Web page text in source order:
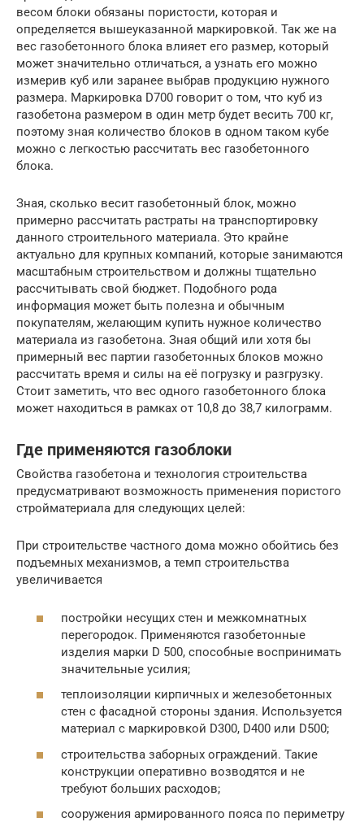
весом блоки обязаны пористости, которая и
определяется вышеуказанной маркировкой. Так же на
вес газобетонного блока влияет его размер, который
может значительно отличаться, а узнать его можно
измерив куб или заранее выбрав продукцию нужного
размера. Маркировка D700 говорит о том, что куб из
газобетона размером в один метр будет весить 700 кг,
поэтому зная количество блоков в одном таком кубе
можно с легкостью рассчитать вес газобетонного
блока.
Зная, сколько весит газобетонный блок, можно
примерно рассчитать растраты на транспортировку
данного строительного материала. Это крайне
актуально для крупных компаний, которые занимаются
масштабным строительством и должны тщательно
рассчитывать свой бюджет. Подобного рода
информация может быть полезна и обычным
покупателям, желающим купить нужное количество
материала из газобетона. Зная общий или хотя бы
примерный вес партии газобетонных блоков можно
рассчитать время и силы на её погрузку и разгрузку.
Стоит заметить, что вес одного газобетонного блока
может находиться в рамках от 10,8 до 38,7 килограмм.
Где применяются газоблоки
Свойства газобетона и технология строительства
предусматривают возможность применения пористого
стройматериала для следующих целей:
При строительстве частного дома можно обойтись без
подъемных механизмов, а темп строительства
увеличивается
постройки несущих стен и межкомнатных
перегородок. Применяются газобетонные
изделия марки D 500, способные воспринимать
значительные усилия;
теплоизоляции кирпичных и железобетонных
стен с фасадной стороны здания. Используется
материал с маркировкой D300, D400 или D500;
строительства заборных ограждений. Такие
конструкции оперативно возводятся и не
требуют больших расходов;
сооружения армированного пояса по периметру